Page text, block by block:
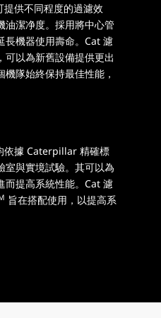
供不同程度的過濾效
油潔净度。採用將中心管
長機器使用壽命。Cat 濾
可以為新舊設備提供更出
隊始終保持最佳性能，
依據 Caterpillar 精確標
室與實境試驗。其可以為
而提高系統性能。Cat 濾
旨在搭配使用，以提高系